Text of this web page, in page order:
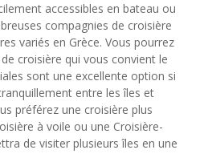
accessibles en bateau ou
compagnies de croisière
variés en Grèce. Vous pourrez
croisière qui vous convient le
sont une excellente option si
entre les îles et
préférez une croisière plus
à voile ou une Croisière-
de visiter plusieurs îles en une